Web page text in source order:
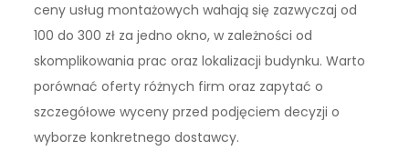
ceny usług montażowych wahają się zazwyczaj od
100 do 300 zł za jedno okno, w zależności od
skomplikowania prac oraz lokalizacji budynku. Warto
porównać oferty różnych firm oraz zapytać o
szczegółowe wyceny przed podjęciem decyzji o
wyborze konkretnego dostawcy.